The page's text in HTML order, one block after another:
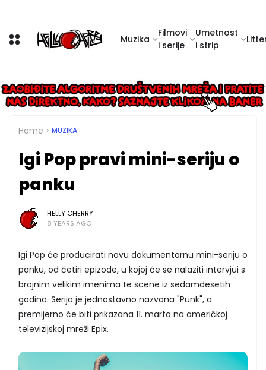
Muzika
Filmovi
i serije
Umetnost
i strip
Home MUZIKA
Igi Pop pravi mini-seriju o
panku
HELLY CHERRY
8 YEARS AGO
Igi Pop će producirati novu dokumentarnu mini-seriju o
panku, od četiri epizode, u kojoj će se nalaziti intervjui s
brojnim velikim imenima te scene iz sedamdesetih
godina. Serija je jednostavno nazvana "Punk", a
premijerno će biti prikazana 11. marta na američkoj
televizijskoj mreži Epix.